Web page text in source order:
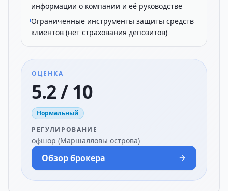
информации о компании и её руководстве
Ограниченные инструменты защиты средств
клиентов (нет страхования депозитов)
ОЦЕНКА
5.2 / 10
Нормальный
РЕГУЛИРОВАНИЕ
офшор (Маршалловы острова)
Обзор брокера